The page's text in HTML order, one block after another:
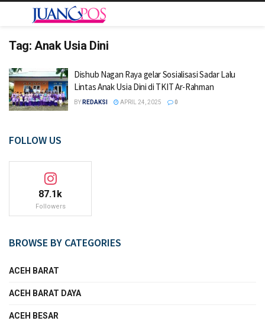
Tag: Anak Usia Dini
Dishub Nagan Raya gelar Sosialisasi Sadar Lalu
Lintas Anak Usia Dini di TKIT Ar-Rahman
BY REDAKSI APRIL 24, 2025 0
FOLLOW US
87.1k
Followers
BROWSE BY CATEGORIES
ACEH BARAT
ACEH BARAT DAYA
ACEH BESAR